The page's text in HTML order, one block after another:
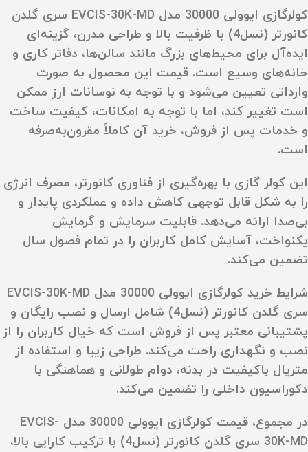
کولرگازی ایوولی 30000 مدل EVCIS-30K-MD سری گلدن
کانورتر (نسل4) با ظرفیت بالا و طراحی مدرن، گزینه‌ای
ایده‌آل برای محیط‌های بزرگ مانند سالن‌ها، دفاتر کاری و
خانه‌های وسیع است. قیمت این محصول به صورت
وارداتی تعیین می‌شود و با توجه به نوسانات ارز ممکن
است تغییر کند، اما با توجه به امکانات، کیفیت ساخت
و خدمات پس از فروش، خرید آن کاملاً مقرون‌به‌صرفه
است.
این کولر گازی با بهره‌گیری از فناوری کانورتر، مصرف انرژی
را به شکل قابل توجهی کاهش داده و عملکردی پایدار و
بی‌صدا ارائه می‌دهد. قابلیت سرمایش و گرمایش
یکنواخت، آسایش کامل کاربران را در تمام فصول سال
تضمین می‌کند.
شرایط خرید کولرگازی ایوولی 30000 مدل EVCIS-30K-MD
سری گلدن کانورتر (نسل4) شامل ارسال و نصب رایگان و
پشتیبانی معتبر پس از فروش است که خیال کاربران را از
نصب و نگهداری راحت می‌کند. طراحی زیبا و استفاده از
متریال باکیفیت در بدنه، دوام طولانی و هماهنگی با
دکوراسیون داخلی را تضمین می‌کند.
در مجموع، قیمت کولرگازی ایوولی 30000 مدل EVCIS-
30K-MD سری گلدن کانورتر (نسل4) با ترکیب کارایی بالا،